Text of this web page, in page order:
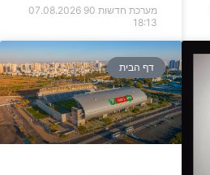
מערכת חדשות 90
07.08.2026
18:13
דף הבית